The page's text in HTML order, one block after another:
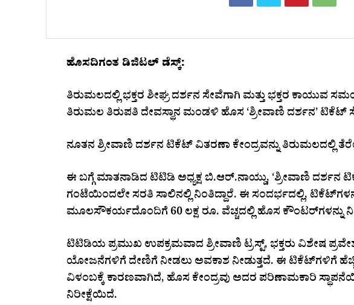
ಹೊಸದಿಗಂತ ಡಿಜಿಟಲ್‌ ಡೆಸ್ಕ್‌:
ತಿರುಮಲದಲ್ಲಿ ಭಕ್ತರ ಶೀಘ್ರ ದರ್ಶನ ಸೇವೆಗಾಗಿ ಮತ್ತು ಭಕ್ತರ ಕಾಯುವ
ತಿರುಮಲ ತಿರುಪತಿ ದೇವಸ್ಥಾನ ಮಂಡಳಿ ಹೊಸ ‘ಶ್ರೀವಾಣಿ ದರ್ಶನ’
ನೂತನ ಶ್ರೀವಾಣಿ ದರ್ಶನ ಟಿಕೆಟ್ ವಿತರಣಾ ಕೇಂದ್ರವನ್ನು ತಿರುಮಲದಲ್ಲಿ
ಈ ಬಗ್ಗೆ ಮಾತನಾಡಿದ ಟಿಟಿಡಿ ಅಧ್ಯಕ್ಷ ಬಿ.ಆರ್.ನಾಯ್ಡು, ‘ಶ್ರೀವಾಣಿ ದರ್ಶನ
ಗಂಟೆಯಿಂದಲೇ ಸರತಿ ಸಾಲಿನಲ್ಲಿ ನಿಂತಿದ್ದಾರೆ. ಈ ಸಂದರ್ಭದಲ್ಲಿ,
ಮೂಲಸೌಕರ್ಯದೊಂದಿಗೆ 60 ಲಕ್ಷ ರೂ. ವೆಚ್ಚದಲ್ಲಿ ಹೊಸ ಕೌಂಟರ್‌ಗಳನ್ನು
ಟಿಟಿಡಿಯ ಪ್ರಮುಖ ಉಪಕ್ರಮವಾದ ಶ್ರೀವಾಣಿ ಟ್ರಸ್ಟ್, ಭಕ್ತರು ವಿಶೇಷ
ಯೋಜನೆಗಳಿಗೆ ದೇಣಿಗೆ ನೀಡಲು ಅವಕಾಶ ನೀಡುತ್ತದೆ. ಈ ಟಿಕೆಟ್‌ಗಳಿಗೆ
ವಿಳಂಬಕ್ಕೆ ಕಾರಣವಾಗಿದೆ, ಹೊಸ ಕೇಂದ್ರವು ಅದರ ಪರಿಣಾಮಕಾರಿ
ನಿರೀಕ್ಷೆಯಿದೆ.